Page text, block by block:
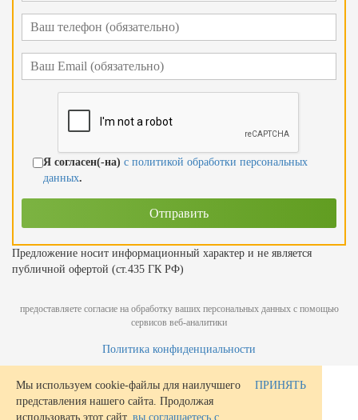
Я согласен(-на) с политикой обработки персональных
данных.
Предложение носит информационный характер и не является
публичной офертой (ст.435 ГК РФ)
предоставляете согласие на обработку ваших персональных данных с помощью
сервисов веб-аналитики
Политика конфиденциальности
Мы используем cookie-файлы для наилучшего
представления нашего сайта. Продолжая
использовать этот сайт, вы соглашаетесь с
ПРИНЯТЬ